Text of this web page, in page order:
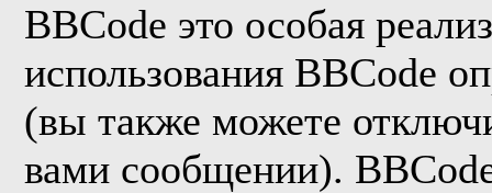
BBCode это особая
использования BBCode
(вы также можете
вами сообщении).